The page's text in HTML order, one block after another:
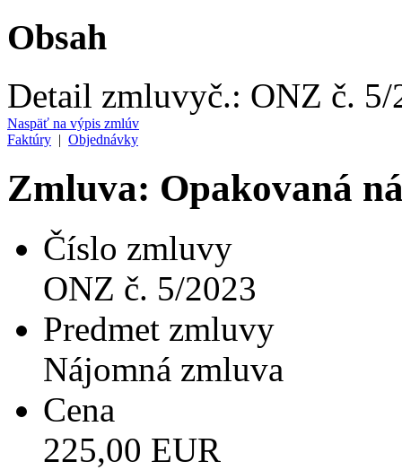
Obsah
Detail zmluvyč.: ONZ č. 5/
Naspäť na výpis zmlúv
Faktúry | Objednávky
Zmluva: Opakovaná
Číslo zmluvy
ONZ č. 5/2023
Predmet zmluvy
Nájomná zmluva
Cena
225,00 EUR